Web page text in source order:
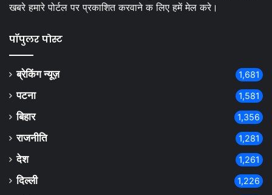
खबरे हमारे पोर्टल पर प्रकाशित करवाने क लिए हमें मेल करे।
पॉपुलर पोस्ट
ब्रेकिंग न्यूज़ 1,681
पटना 1,581
बिहार 1,356
राजनीति 1,281
देश 1,261
दिल्ली 1,226